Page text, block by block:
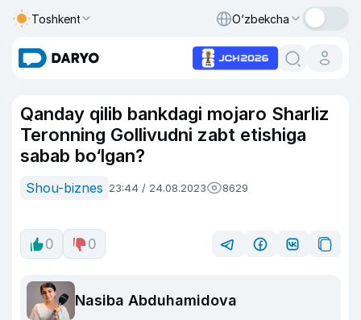
Toshkent O‘zbekcha
Qanday qilib bankdagi mojaro Sharliz
Teronning Gollivudni zabt etishiga
sabab bo‘lgan?
Shou-biznes 23:44 / 24.08.2023 8629
0 0
Nasiba Abduhamidova